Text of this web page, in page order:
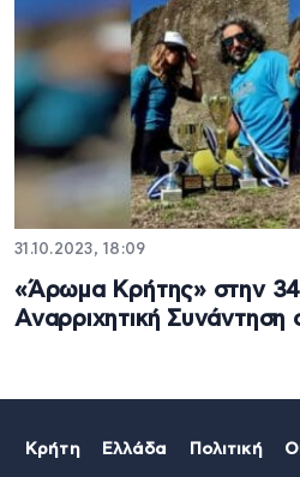
31.10.2023, 18:09
«Άρωμα Κρήτης» στην
Αναρριχητική
Κρήτη Ελλάδα Πολιτική